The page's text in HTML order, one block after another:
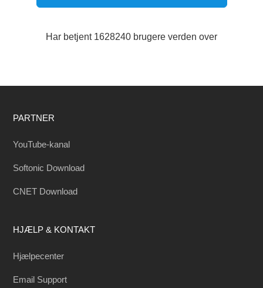
Har betjent 1628240 brugere verden over
PARTNER
YouTube-kanal
Softonic Download
CNET Download
HJÆLP & KONTAKT
Hjælpecenter
Email Support